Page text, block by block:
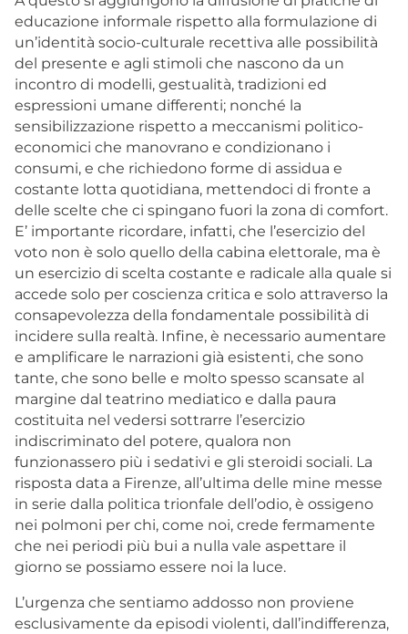
educazione informale rispetto alla formulazione di
un’identità socio-culturale recettiva alle possibilità
del presente e agli stimoli che nascono da un
incontro di modelli, gestualità, tradizioni ed
espressioni umane differenti; nonché la
sensibilizzazione rispetto a meccanismi politico-
economici che manovrano e condizionano i
consumi, e che richiedono forme di assidua e
costante lotta quotidiana, mettendoci di fronte a
delle scelte che ci spingano fuori la zona di comfort.
E’ importante ricordare, infatti, che l’esercizio del
voto non è solo quello della cabina elettorale, ma è
un esercizio di scelta costante e radicale alla quale si
accede solo per coscienza critica e solo attraverso la
consapevolezza della fondamentale possibilità di
incidere sulla realtà. Infine, è necessario aumentare
e amplificare le narrazioni già esistenti, che sono
tante, che sono belle e molto spesso scansate al
margine dal teatrino mediatico e dalla paura
costituita nel vedersi sottrarre l’esercizio
indiscriminato del potere, qualora non
funzionassero più i sedativi e gli steroidi sociali. La
risposta data a Firenze, all’ultima delle mine messe
in serie dalla politica trionfale dell’odio, è ossigeno
nei polmoni per chi, come noi, crede fermamente
che nei periodi più bui a nulla vale aspettare il
giorno se possiamo essere noi la luce.
L’urgenza che sentiamo addosso non proviene
esclusivamente da episodi violenti, dall’indifferenza,